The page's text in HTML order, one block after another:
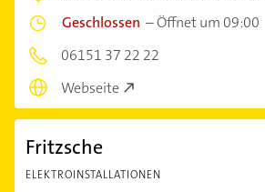
Geschlossen –Öffnet um 09:00
06151 37 22 22
Webseite
Fritzsche
ELEKTROINSTALLATIONEN